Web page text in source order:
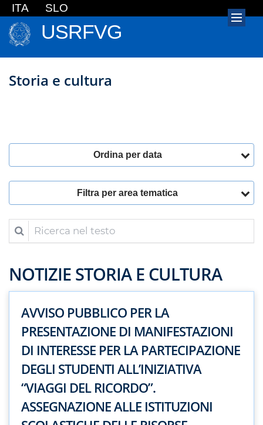
ITA SLO
USRFVG
Storia e cultura
Ordina per data
Filtra per area tematica
Ricerca nel testo
NOTIZIE STORIA E CULTURA
AVVISO PUBBLICO PER LA
PRESENTAZIONE DI MANIFESTAZIONI
DI INTERESSE PER LA PARTECIPAZIONE
DEGLI STUDENTI ALL’INIZIATIVA
“VIAGGI DEL RICORDO”.
ASSEGNAZIONE ALLE ISTITUZIONI